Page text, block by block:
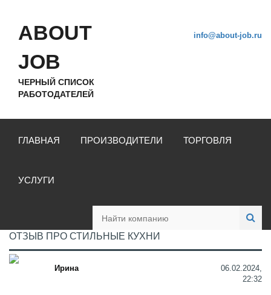
ABOUT
JOB
ЧЕРНЫЙ СПИСОК
РАБОТОДАТЕЛЕЙ
info@about-job.ru
ГЛАВНАЯ ПРОИЗВОДИТЕЛИ ТОРГОВЛЯ
УСЛУГИ
ОТЗЫВ ПРО СТИЛЬНЫЕ КУХНИ
Ирина
06.02.2024,
22:32